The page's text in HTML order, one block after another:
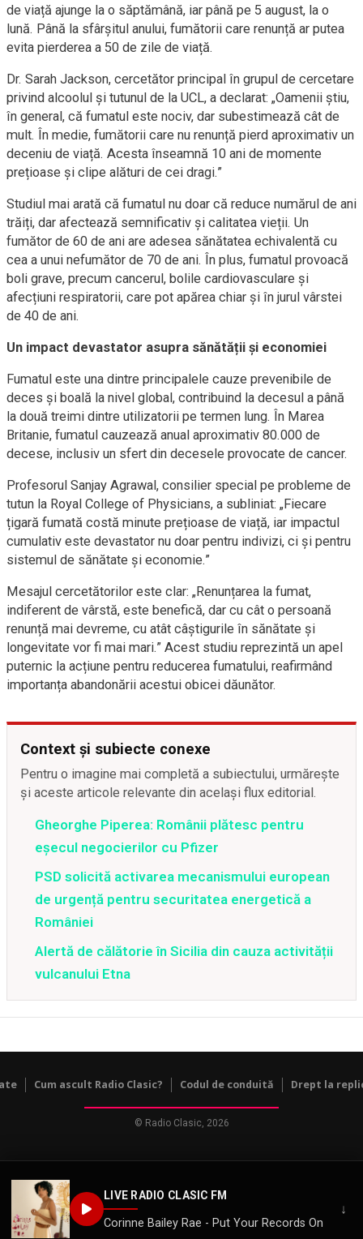
LIVE RADIO CLASIC FM
Corinne Bailey Rae - Put Your Records On
↓
de viață ajunge la o săptămână, iar până pe 5 august, la o
lună. Până la sfârșitul anului, fumătorii care renunță ar putea
evita pierderea a 50 de zile de viață.
Dr. Sarah Jackson, cercetător principal în grupul de cercetare
privind alcoolul și tutunul de la UCL, a declarat: „Oamenii știu,
în general, că fumatul este nociv, dar subestimează cât de
mult. În medie, fumătorii care nu renunță pierd aproximativ un
deceniu de viață. Acesta înseamnă 10 ani de momente
prețioase și clipe alături de cei dragi.”
Studiul mai arată că fumatul nu doar că reduce numărul de ani
trăiți, dar afectează semnificativ și calitatea vieții. Un
fumător de 60 de ani are adesea sănătatea echivalentă cu
cea a unui nefumător de 70 de ani. În plus, fumatul provoacă
boli grave, precum cancerul, bolile cardiovasculare și
afecțiuni respiratorii, care pot apărea chiar și în jurul vârstei
de 40 de ani.
Un impact devastator asupra sănătății și economiei
Fumatul este una dintre principalele cauze prevenibile de
deces și boală la nivel global, contribuind la decesul a până
la două treimi dintre utilizatorii pe termen lung. În Marea
Britanie, fumatul cauzează anual aproximativ 80.000 de
decese, inclusiv un sfert din decesele provocate de cancer.
Profesorul Sanjay Agrawal, consilier special pe probleme de
tutun la Royal College of Physicians, a subliniat: „Fiecare
țigară fumată costă minute prețioase de viață, iar impactul
cumulativ este devastator nu doar pentru indivizi, ci și pentru
sistemul de sănătate și economie.”
Mesajul cercetătorilor este clar: „Renunțarea la fumat,
indiferent de vârstă, este benefică, dar cu cât o persoană
renunță mai devreme, cu atât câștigurile în sănătate și
longevitate vor fi mai mari.” Acest studiu reprezintă un apel
puternic la acțiune pentru reducerea fumatului, reafirmând
importanța abandonării acestui obicei dăunător.
Context și subiecte conexe
Pentru o imagine mai completă a subiectului, urmărește
și aceste articole relevante din același flux editorial.
Gheorghe Piperea: Românii plătesc pentru
eșecul negocierilor cu Pfizer
PSD solicită activarea mecanismului european
de urgență pentru securitatea energetică a
României
Alertă de călătorie în Sicilia din cauza activității
vulcanului Etna
Cum ascult Radio Clasic? Codul de conduită Drept la
© Radio Clasic, 2026